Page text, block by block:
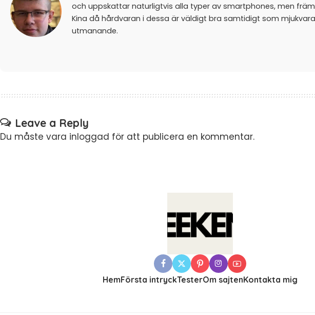
och uppskattar naturligtvis alla typer av smartphones, men
Kina då hårdvaran i dessa är väldigt bra samtidigt som
utmanande.
Leave a Reply
Du måste vara inloggad för att publicera en kommentar.
HemFörsta intryckTesterOm sajtenKontakta mig